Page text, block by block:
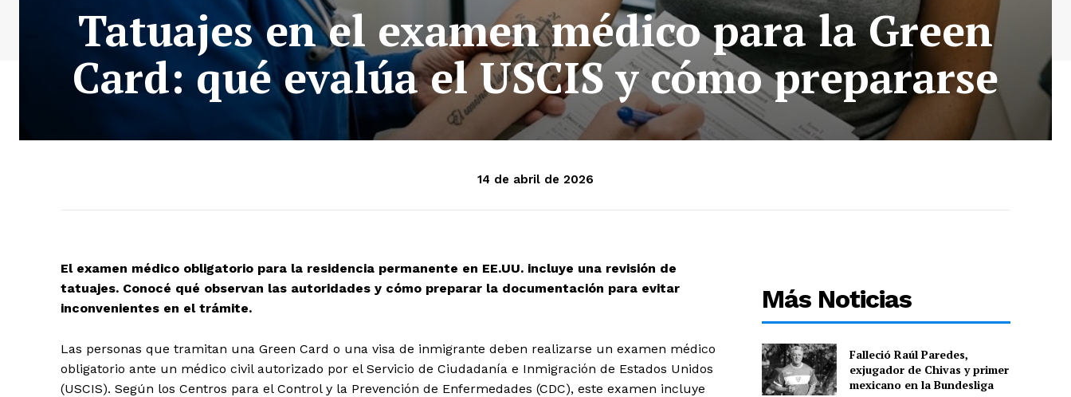
Tatuajes en el examen médico para la Green
Card: qué evalúa el USCIS y cómo prepararse
14 de abril de 2026
El examen médico obligatorio para la residencia permanente en EE.UU. incluye una revisión de
tatuajes. Conocé qué observan las autoridades y cómo preparar la documentación para evitar
inconvenientes en el trámite.
Las personas que tramitan una Green Card o una visa de inmigrante deben realizarse un examen médico
obligatorio ante un médico civil autorizado por el Servicio de Ciudadanía e Inmigración de Estados Unidos
(USCIS). Según los Centros para el Control y la Prevención de Enfermedades (CDC), este examen incluye
Más Noticias
Falleció Raúl Paredes,
exjugador de Chivas y primer
mexicano en la Bundesliga